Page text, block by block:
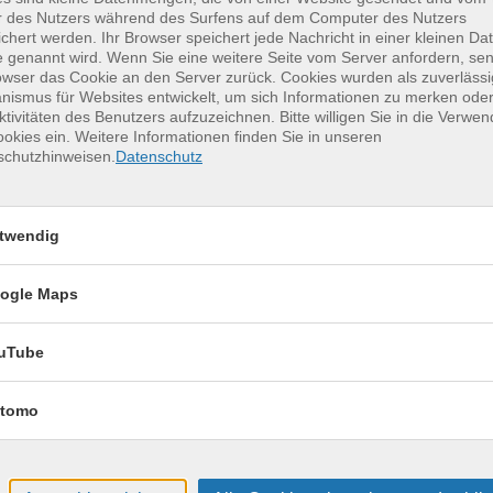
für unvergessliche
Clever organisieren und
Dienstag, 11.08.2026,
1 Termin
des Nutzers während des Surfens auf dem Computer des Nutzers
werden. Ihr Browser speichert jede Nachricht in einer kleinen
genannt wird. Wenn Sie eine weitere Seite vom Server anfordern,
das Cookie an den Server zurück. Cookies wurden als
für Websites entwickelt, um sich Informationen zu merken
des Benutzers aufzuzeichnen. Bitte willigen Sie in die
ein. Weitere Informationen finden Sie in unseren
Datenschutz
Maps